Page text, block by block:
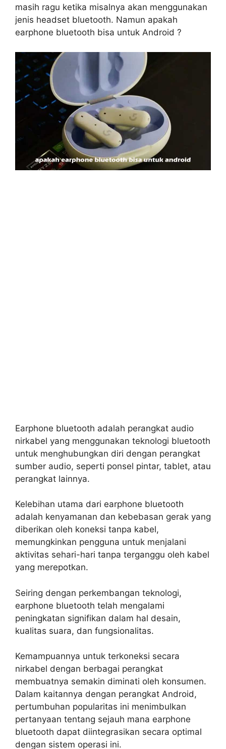
masih ragu ketika misalnya akan menggunakan
jenis headset bluetooth. Namun apakah
earphone bluetooth bisa untuk Android ?
Earphone bluetooth adalah perangkat audio
nirkabel yang menggunakan teknologi bluetooth
untuk menghubungkan diri dengan perangkat
sumber audio, seperti ponsel pintar, tablet, atau
perangkat lainnya.
Kelebihan utama dari earphone bluetooth
adalah kenyamanan dan kebebasan gerak yang
diberikan oleh koneksi tanpa kabel,
memungkinkan pengguna untuk menjalani
aktivitas sehari-hari tanpa terganggu oleh kabel
yang merepotkan.
Seiring dengan perkembangan teknologi,
earphone bluetooth telah mengalami
peningkatan signifikan dalam hal desain,
kualitas suara, dan fungsionalitas.
Kemampuannya untuk terkoneksi secara
nirkabel dengan berbagai perangkat
membuatnya semakin diminati oleh konsumen.
Dalam kaitannya dengan perangkat Android,
pertumbuhan popularitas ini menimbulkan
pertanyaan tentang sejauh mana earphone
bluetooth dapat diintegrasikan secara optimal
dengan sistem operasi ini.